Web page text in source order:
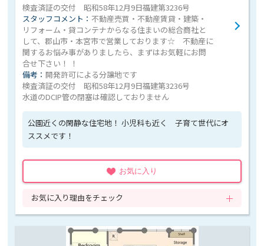
検査済証の交付 昭和58年12月9日福建第3236号
スタッフコメント： 不動産売買・不動産賃貸・建築・
リフォーム・貸コンテナからなる住まいの総合商社と
して、郡山市・本宮市で営業しております☆ 不動産に
関するお悩み事がありましたら、まずはお気軽にお問
合せ下さい！ ！
備考：開発許可による分譲地です
検査済証の交付 昭和58年12月9日福建第3236号
水道のDCIP管の閉塞は確認しておりません
公園近くの閑静な住宅地！ 小児科も近く 子育て世代にオ
ススメです！
お気に入り
お気に入り理由をチェック